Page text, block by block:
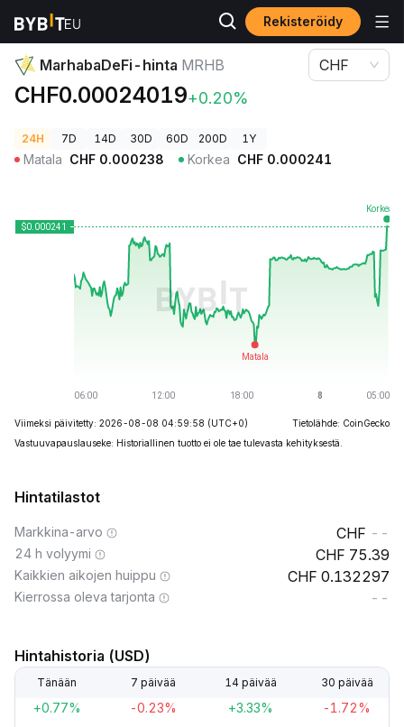
Rekisteröidy
Kryptohinnat MarhabaDeFi-hinta MRHB
MarhabaDeFi-hinta MRHB
CHF0.00024019+0.20%
CHF
24H 7D 14D 30D 60D 200D 1Y
Matala CHF 0.000238 Korkea CHF 0.000241
Viimeksi päivitetty: 2026-08-08 04:59:58 (UTC+0)
Tietolähde: CoinGecko
Vastuuvapauslauseke: Historiallinen tuotto ei ole tae tulevasta kehityksestä.
Hintatilastot
Markkina-arvo --
24 h volyymi 75.39
Kaikkien aikojen huippu 0.132297
Kierrossa oleva tarjonta --
Hintahistoria (USD)
Tänään 7 päivää 14 päivää 30 päivää
+0.77% -0.23% +3.33% -1.72%